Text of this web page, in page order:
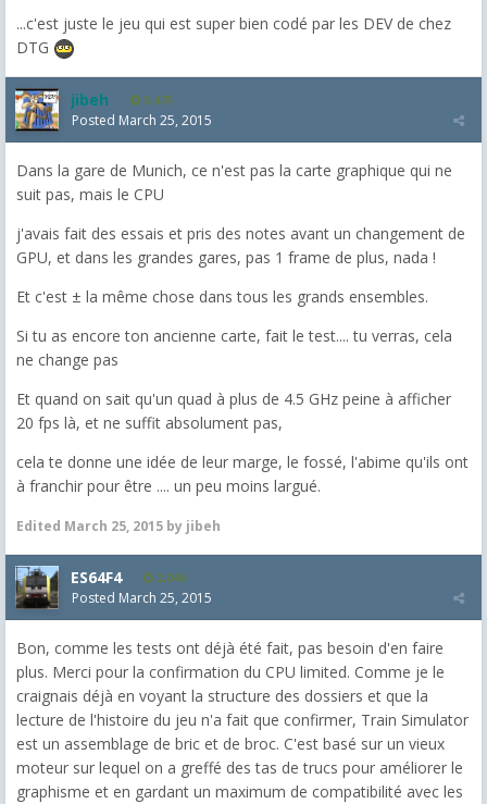
...c'est juste le jeu qui est super bien codé par les DEV de chez
DTG
jibeh 5,475
Posted March 25, 2015
Dans la gare de Munich, ce n'est pas la carte graphique qui ne
suit pas, mais le CPU
j'avais fait des essais et pris des notes avant un changement de
GPU, et dans les grandes gares, pas 1 frame de plus, nada !
Et c'est ± la même chose dans tous les grands ensembles.
Si tu as encore ton ancienne carte, fait le test.... tu verras, cela
ne change pas
Et quand on sait qu'un quad à plus de 4.5 GHz peine à afficher
20 fps là, et ne suffit absolument pas,
cela te donne une idée de leur marge, le fossé, l'abime qu'ils ont
à franchir pour être .... un peu moins largué.
Edited March 25, 2015 by jibeh
ES64F4 2,046
Posted March 25, 2015
Bon, comme les tests ont déjà été fait, pas besoin d'en faire
plus. Merci pour la confirmation du CPU limited. Comme je le
craignais déjà en voyant la structure des dossiers et que la
lecture de l'histoire du jeu n'a fait que confirmer, Train Simulator
est un assemblage de bric et de broc. C'est basé sur un vieux
moteur sur lequel on a greffé des tas de trucs pour améliorer le
graphisme et en gardant un maximum de compatibilité avec les